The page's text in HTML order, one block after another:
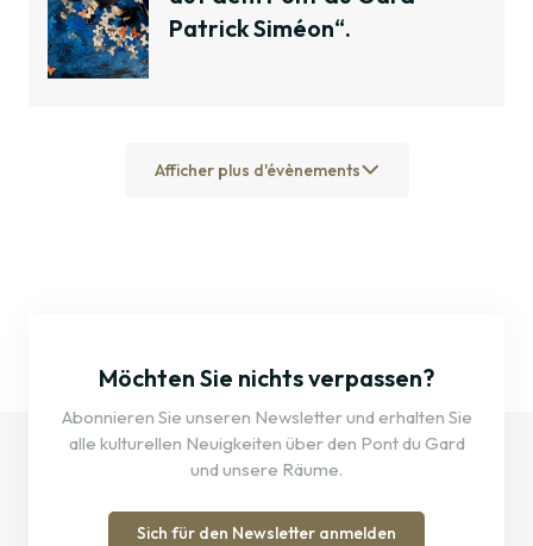
Patrick Siméon“.
Afficher plus d'évènements
Möchten Sie nichts verpassen?
Abonnieren Sie unseren Newsletter und erhalten Sie
alle kulturellen Neuigkeiten über den Pont du Gard
und unsere Räume.
Sich für den Newsletter anmelden